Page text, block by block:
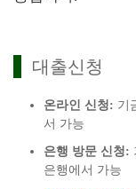
대출신청
온라인 신청: 기
서 가능
은행 방문 신청:
은행에서 가능